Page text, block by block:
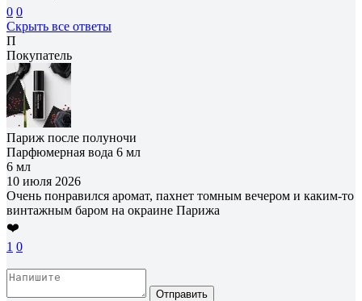
0 0
Скрыть все ответы
П
Покупатель
Париж после полуночи
Парфюмерная вода 6 мл
6 мл
10 июля 2026
Очень понравился аромат, пахнет томным вечером и каким-то
винтажным баром на окраине Парижа
❤️
1 0
Отправить